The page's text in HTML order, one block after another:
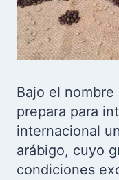
Bajo el nombre
prepara para
internacional
arábigo, cuyo
condiciones